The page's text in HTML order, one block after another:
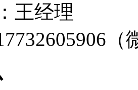
王经理
（